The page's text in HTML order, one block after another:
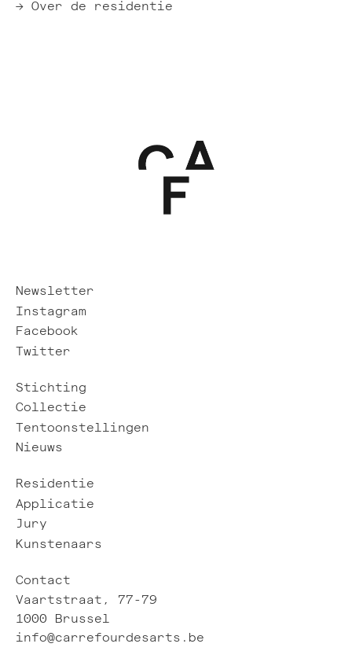
→ Over de residentie
Newsletter
Instagram
Facebook
Twitter
Stichting
Collectie
Tentoonstellingen
Nieuws
Residentie
Applicatie
Jury
Kunstenaars
Contact
Vaartstraat, 77-79
1000 Brussel
info@carrefourdesarts.be